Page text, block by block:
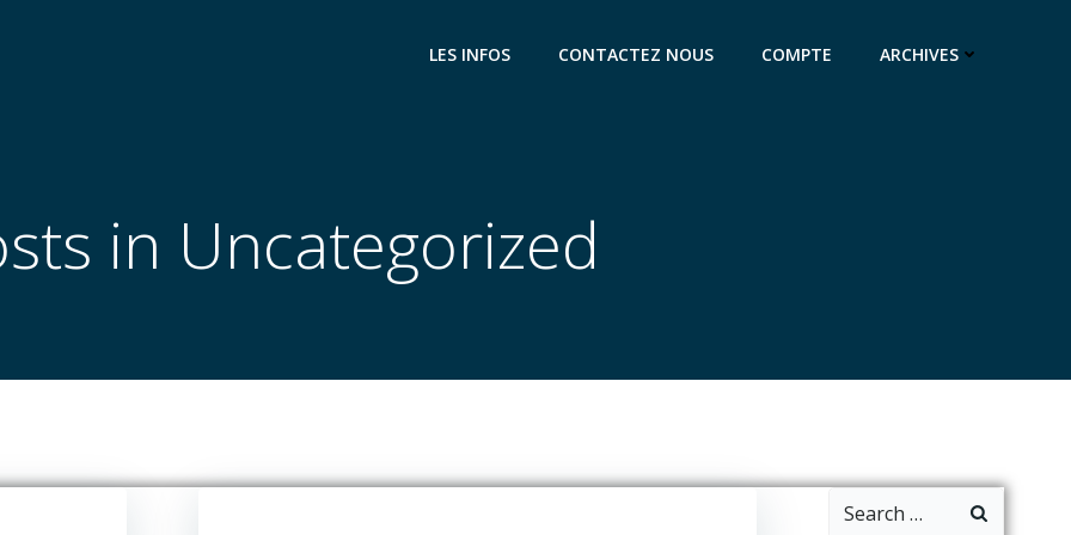
LES INFOS CONTACTEZ NOUS COMPTE ARCHIVES
in Uncategorized
Search